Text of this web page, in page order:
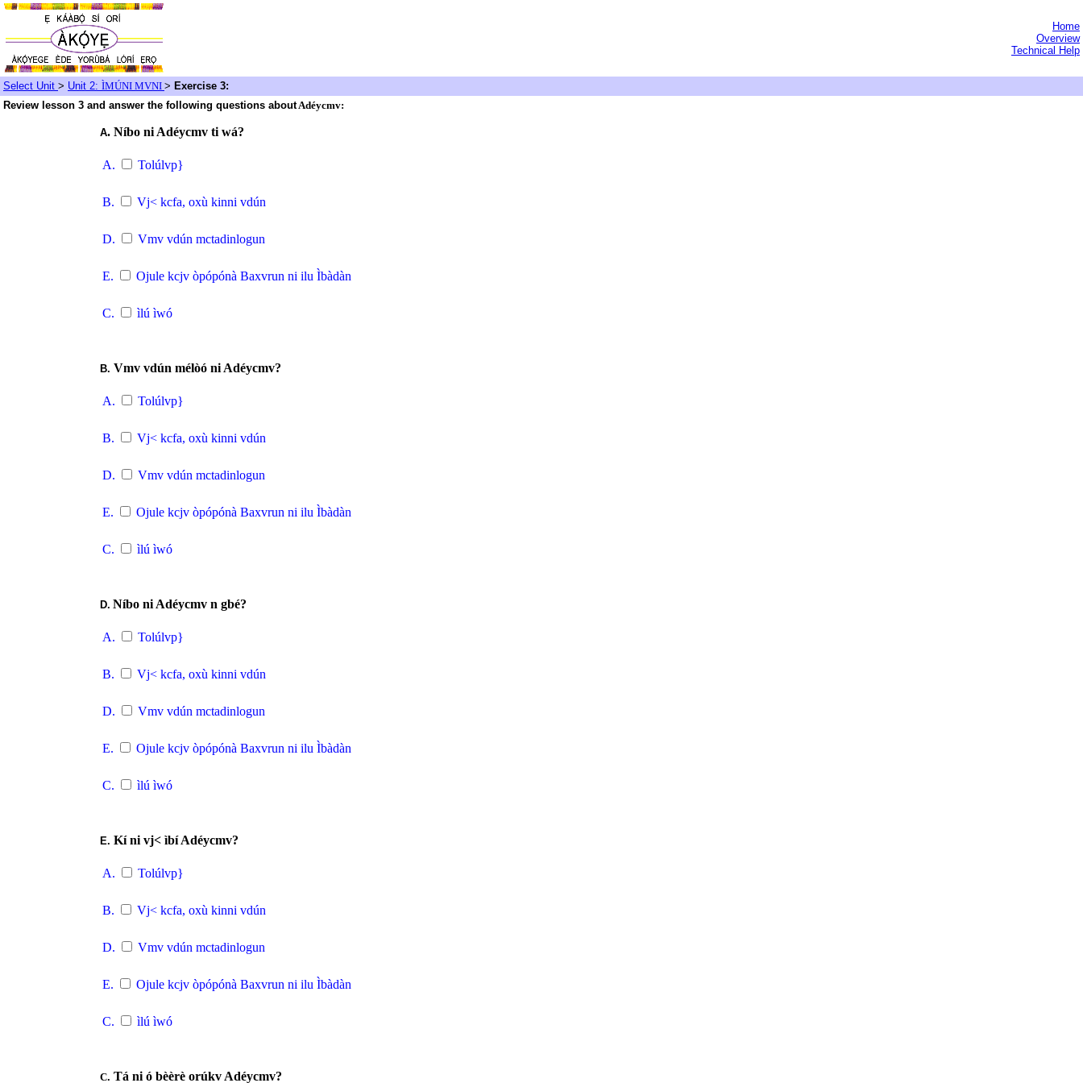
Home
Overview
Technical Help
Select Unit > Unit 2: ÌMÚNI MVNI > Exercise 3:
Review lesson 3 and answer the following questions aboutAdéycmv:
A. Níbo ni Adéycmv ti wá?
A. Tolúlvp}
B. Vj< kcfa, oxù kinni vdún
D. Vmv vdún mctadinlogun
E. Ojule kcjv òpópónà Baxvrun ni ilu Ìbàdàn
C. ìlú ìwó
B. Vmv vdún mélòó ni Adéycmv?
A. Tolúlvp}
B. Vj< kcfa, oxù kinni vdún
D. Vmv vdún mctadinlogun
E. Ojule kcjv òpópónà Baxvrun ni ilu Ìbàdàn
C. ìlú ìwó
D. Níbo ni Adéycmv n gbé?
A. Tolúlvp}
B. Vj< kcfa, oxù kinni vdún
D. Vmv vdún mctadinlogun
E. Ojule kcjv òpópónà Baxvrun ni ilu Ìbàdàn
C. ìlú ìwó
E. Kí ni vj< ìbí Adéycmv?
A. Tolúlvp}
B. Vj< kcfa, oxù kinni vdún
D. Vmv vdún mctadinlogun
E. Ojule kcjv òpópónà Baxvrun ni ilu Ìbàdàn
C. ìlú ìwó
C. Tá ni ó bèèrè orúkv Adéycmv?